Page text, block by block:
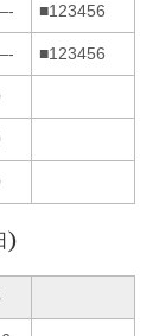
■123456
■123456
)